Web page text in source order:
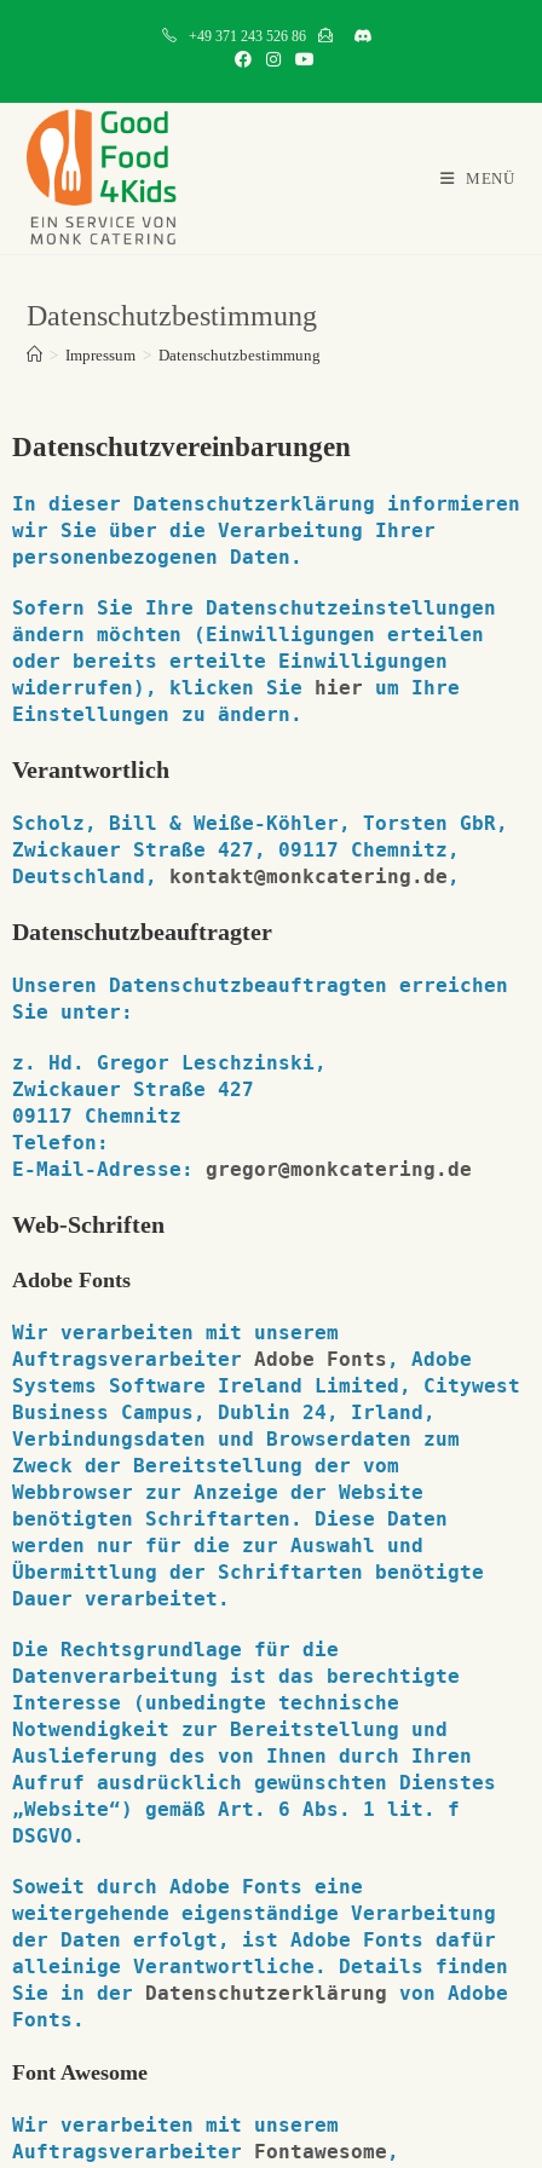
+49 371 243 526 86
MENÜ
Datenschutzbestimmung
> Impressum > Datenschutzbestimmung
Datenschutzvereinbarungen
In dieser Datenschutzerklärung informieren
wir Sie über die Verarbeitung Ihrer
personenbezogenen Daten.
Sofern Sie Ihre Datenschutzeinstellungen
ändern möchten (Einwilligungen erteilen
oder bereits erteilte Einwilligungen
widerrufen), klicken Sie hier um Ihre
Einstellungen zu ändern.
Verantwortlich
Scholz, Bill & Weiße-Köhler, Torsten GbR,
Zwickauer Straße 427, 09117 Chemnitz,
Deutschland, kontakt@monkcatering.de ,
Datenschutzbeauftragter
Unseren Datenschutzbeauftragten erreichen
Sie unter:
z. Hd. Gregor Leschzinski,
Zwickauer Straße 427
09117 Chemnitz
Telefon:
E-Mail-Adresse: gregor@monkcatering.de
Web-Schriften
Adobe Fonts
Wir verarbeiten mit unserem
Auftragsverarbeiter Adobe Fonts , Adobe
Systems Software Ireland Limited, Citywest
Business Campus, Dublin 24, Irland,
Verbindungsdaten und Browserdaten zum
Zweck der Bereitstellung der vom
Webbrowser zur Anzeige der Website
benötigten Schriftarten. Diese Daten
werden nur für die zur Auswahl und
Übermittlung der Schriftarten benötigte
Dauer verarbeitet.
Die Rechtsgrundlage für die
Datenverarbeitung ist das berechtigte
Interesse (unbedingte technische
Notwendigkeit zur Bereitstellung und
Auslieferung des von Ihnen durch Ihren
Aufruf ausdrücklich gewünschten Dienstes
„Website“) gemäß Art. 6 Abs. 1 lit. f
DSGVO.
Soweit durch Adobe Fonts eine
weitergehende eigenständige Verarbeitung
der Daten erfolgt, ist Adobe Fonts dafür
alleinige Verantwortliche. Details finden
Sie in der Datenschutzerklärung von Adobe
Fonts.
Font Awesome
Wir verarbeiten mit unserem
Auftragsverarbeiter Fontawesome ,